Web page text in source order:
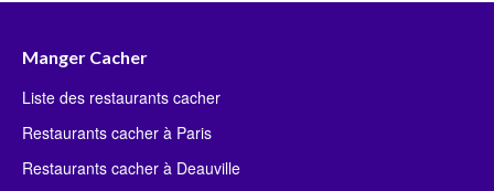
Manger Cacher
Liste des restaurants cacher
Restaurants cacher à Paris
Restaurants cacher à Deauville